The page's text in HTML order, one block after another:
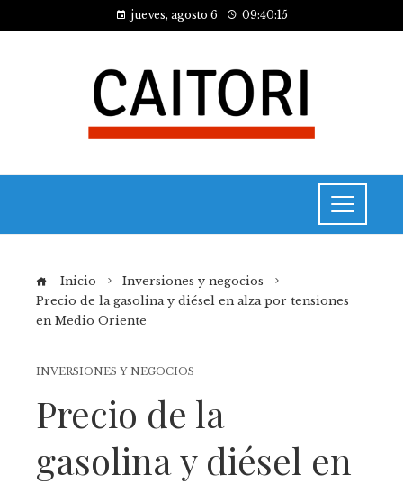
jueves, agosto 6 09:40:15
Inicio
Inversiones y negocios
Precio de la gasolina y diésel en alza por tensiones
en Medio Oriente
INVERSIONES Y NEGOCIOS
Precio de la
gasolina y diésel en